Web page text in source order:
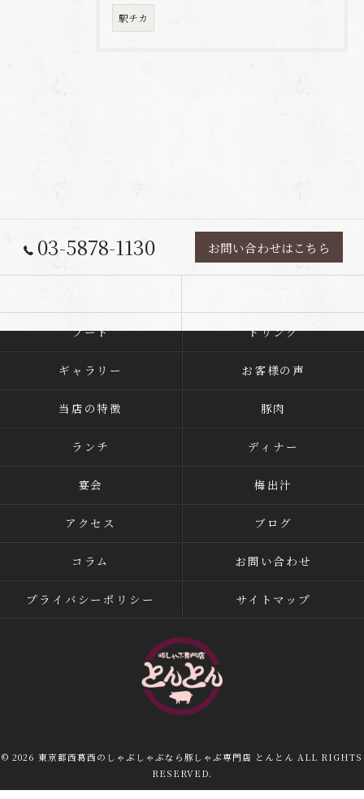
駅チカ
03-5878-1130 お問い合わせはこちら
コンセプト
フード ドリンク
ギャラリー お客様の声
当店の特徴 豚肉
ランチ ディナー
宴会 梅出汁
アクセス ブログ
コラム お問い合わせ
プライバシーポリシー サイトマップ
© 2026 東京都西葛西のしゃぶしゃぶなら豚しゃぶ専門店 とんとん ALL RIGHTS
RESERVED.